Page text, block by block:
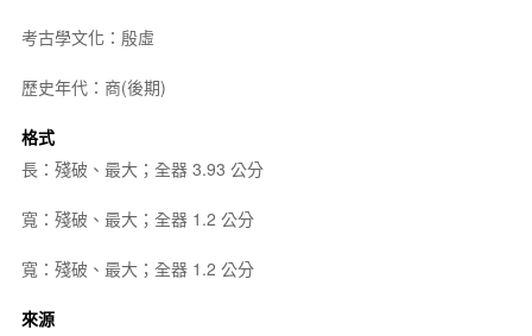
考古學文化：殷虛
歷史年代：商(後期)
格式
長：殘破、最大；全器 3.93 公分
寬：殘破、最大；全器 1.2 公分
寬：殘破、最大；全器 1.2 公分
來源